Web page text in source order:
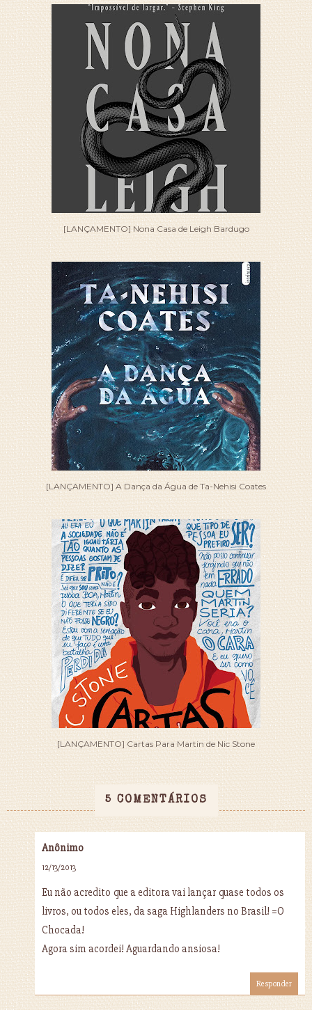
[LANÇAMENTO] Nona Casa de Leigh Bardugo
[LANÇAMENTO] A Dança da Água de Ta-Nehisi Coates
[LANÇAMENTO] Cartas Para Martin de Nic Stone
5 COMENTÁRIOS
Anônimo
12/13/2013
Eu não acredito que a editora vai lançar quase todos os
livros, ou todos eles, da saga Highlanders no Brasil! =O
Chocada!
Agora sim acordei! Aguardando ansiosa!
Responder